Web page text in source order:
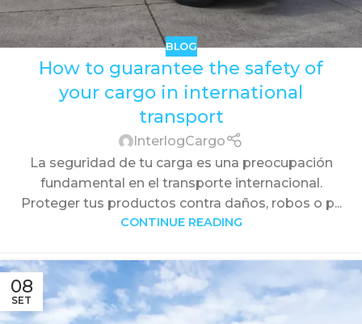
BLOG
How to guarantee the safety of
your cargo in international
transport
InterlogCargo
La seguridad de tu carga es una preocupación
fundamental en el transporte internacional.
Proteger tus productos contra daños, robos o p...
CONTINUE READING
08
SET